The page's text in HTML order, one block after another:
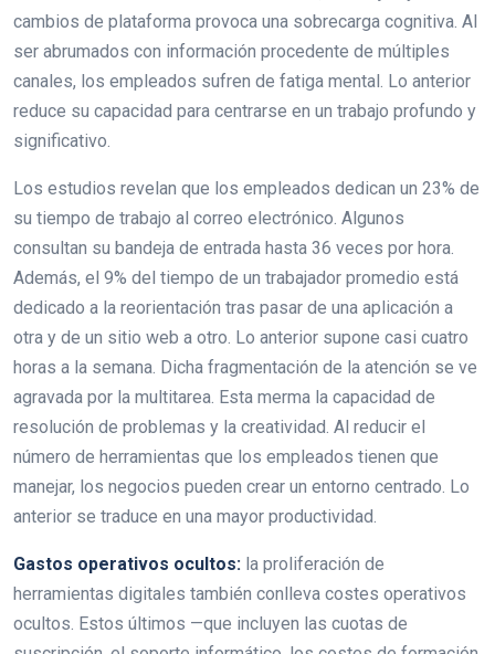
cambios de plataforma provoca una sobrecarga cognitiva. Al
ser abrumados con información procedente de múltiples
canales, los empleados sufren de fatiga mental. Lo anterior
reduce su capacidad para centrarse en un trabajo profundo y
significativo.
Los estudios revelan que los empleados dedican un 23% de
su tiempo de trabajo al correo electrónico. Algunos
consultan su bandeja de entrada hasta 36 veces por hora.
Además, el 9% del tiempo de un trabajador promedio está
dedicado a la reorientación tras pasar de una aplicación a
otra y de un sitio web a otro. Lo anterior supone casi cuatro
horas a la semana. Dicha fragmentación de la atención se ve
agravada por la multitarea. Esta merma la capacidad de
resolución de problemas y la creatividad. Al reducir el
número de herramientas que los empleados tienen que
manejar, los negocios pueden crear un entorno centrado. Lo
anterior se traduce en una mayor productividad.
Gastos operativos ocultos: la proliferación de
herramientas digitales también conlleva costes operativos
ocultos. Estos últimos —que incluyen las cuotas de